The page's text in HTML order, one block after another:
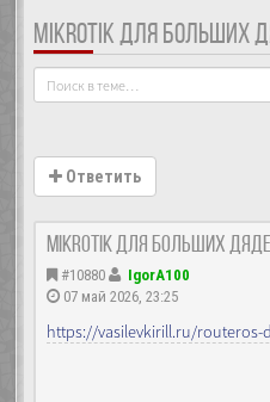
MIKROTIK ДЛЯ БОЛЬШИХ
Ответить
MikroTik Для больших
#10880
IgorA100
07 май 2026, 23:25
https://vasilevkirill.ru/routeros-